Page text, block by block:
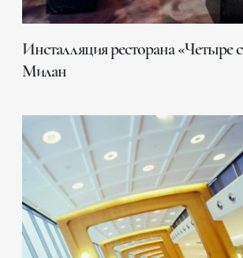
Инсталляция ресторана «Четыре
Милан